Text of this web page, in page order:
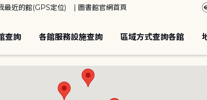
最近的館(GPS定位) 圖書館官網首頁
查詢 各館服務設施查詢 區域方式查詢各館